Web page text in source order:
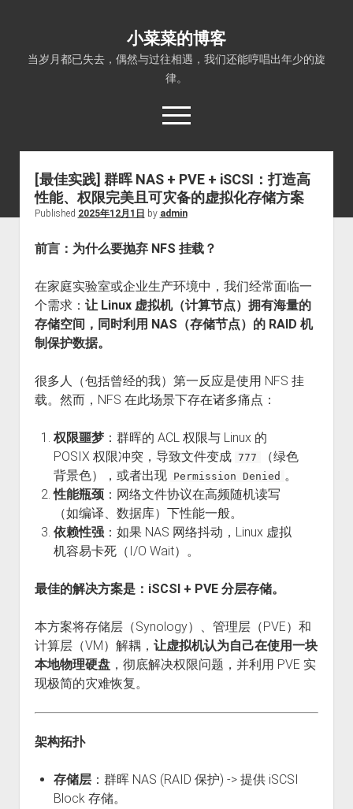
小菜菜的博客
当岁月都已失去，偶然与过往相遇，我们还能哼唱出年少的旋
律。
open
menu
[最佳实践] 群晖 NAS + PVE + iSCSI：打造高
性能、权限完美且可灾备的虚拟化存储方案
Published 2025年12月1日 by admin
前言：为什么要抛弃 NFS 挂载？
在家庭实验室或企业生产环境中，我们经常面临一
个需求： 让 Linux 虚拟机（计算节点）拥有海量的
存储空间，同时利用 NAS（存储节点）的 RAID 机
制保护数据。
很多人（包括曾经的我）第一反应是使用 NFS 挂
载。然而，NFS 在此场景下存在诸多痛点：
权限噩梦：群晖的 ACL 权限与 Linux 的
POSIX 权限冲突，导致文件变成 777
（绿色
背景色），或者出现 Permission Denied 。
性能瓶颈：网络文件协议在高频随机读写
（如编译、数据库）下性能一般。
依赖性强：如果 NAS 网络抖动，Linux 虚拟
机容易卡死（I/O Wait）。
最佳的解决方案是：iSCSI + PVE 分层存储。
本方案将存储层（Synology）、管理层（PVE）和
计算层（VM）解耦， 让虚拟机认为自己在使用一块
本地物理硬盘，彻底解决权限问题，并利用 PVE 实
现极简的灾难恢复。
架构拓扑
存储层：群晖 NAS (RAID 保护) -> 提供 iSCSI
Block 存储。